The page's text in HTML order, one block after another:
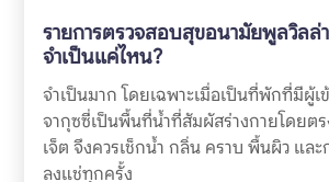
รายการตรวจสอบสุขอนามัยพูลวิลล่
จำเป็นแค่ไหน?
จำเป็นมาก โดยเฉพาะเมื่อเป็นที่พักที่มีผู้
จากุซซี่เป็นพื้นที่น้ำที่สัมผัสร่างกายโดยต
เจ็ต จึงควรเช็กน้ำ กลิ่น คราบ พื้นผิว แล
ลงแช่ทุกครั้ง